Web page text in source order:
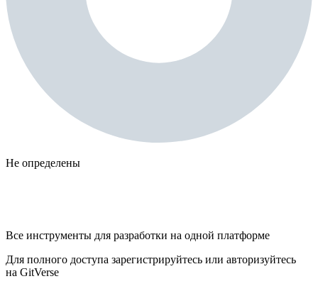
Не определены
Все инструменты для разработки на одной платформе
Для полного доступа зарегистрируйтесь или авторизуйтесь
на GitVerse